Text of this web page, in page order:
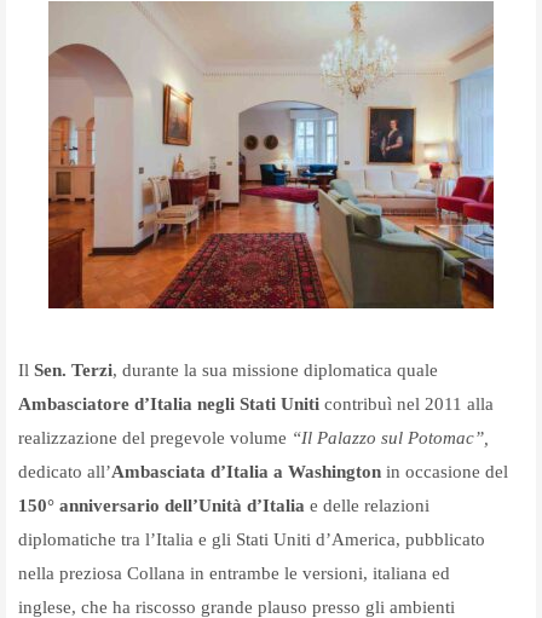
Il Sen. Terzi, durante la sua missione diplomatica quale
Ambasciatore d’Italia negli Stati Uniti contribuì nel 2011 alla
realizzazione del pregevole volume “Il Palazzo sul Potomac”,
dedicato all’Ambasciata d’Italia a Washington in occasione del
150° anniversario dell’Unità d’Italia e delle relazioni
diplomatiche tra l’Italia e gli Stati Uniti d’America, pubblicato
nella preziosa Collana in entrambe le versioni, italiana ed
inglese, che ha riscosso grande plauso presso gli ambienti